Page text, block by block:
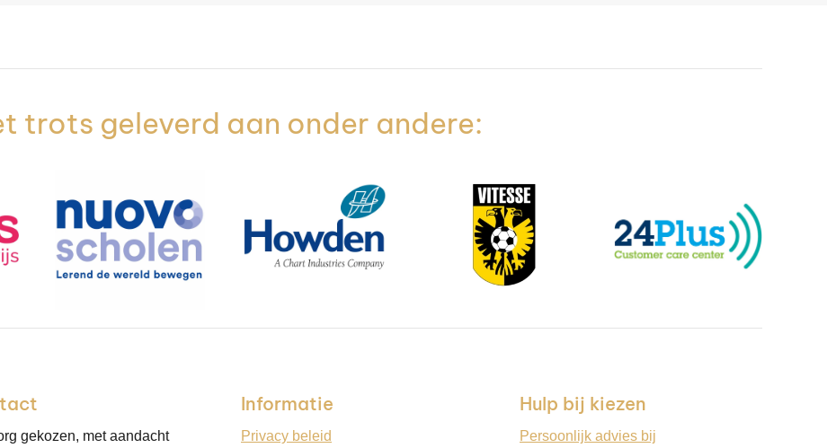
trots geleverd aan onder andere:
gekozen, met aandacht
Informatie
Privacy beleid
Hulp bij kiezen
Persoonlijk advies bij